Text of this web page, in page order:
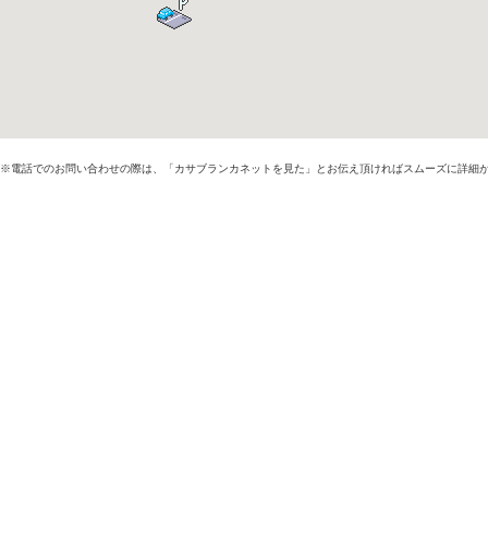
※電話でのお問い合わせの際は、「カサブランカネットを見た」とお伝え頂ければスムーズに詳細